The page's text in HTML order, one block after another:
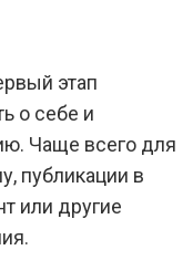
этап
о себе и
Чаще всего для
публикации в
или другие